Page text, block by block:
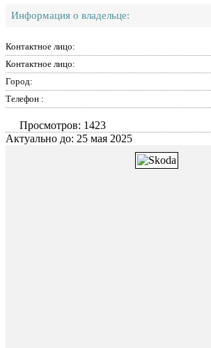
Информация о владельце:
Контактное лицо:
Контактное лицо:
Город:
Телефон :
Просмотров: 1423
Актуально до: 25 мая 2025